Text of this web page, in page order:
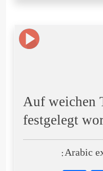
Auf weichen
festgelegt
Arabic